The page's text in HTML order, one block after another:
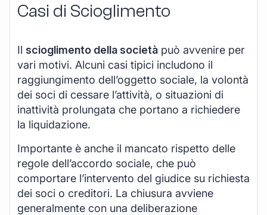
Casi di Scioglimento
Il scioglimento della società può avvenire per
vari motivi. Alcuni casi tipici includono il
raggiungimento dell’oggetto sociale, la volontà
dei soci di cessare l’attività, o situazioni di
inattività prolungata che portano a richiedere
la liquidazione.
Importante è anche il mancato rispetto delle
regole dell’accordo sociale, che può
comportare l’intervento del giudice su richiesta
dei soci o creditori. La chiusura avviene
generalmente con una deliberazione